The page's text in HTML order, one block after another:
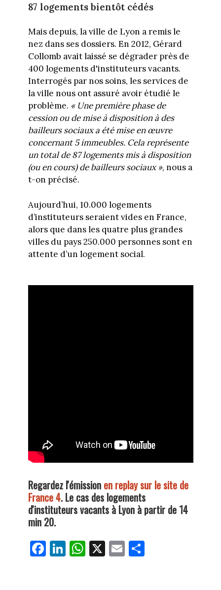
87 logements bientôt cédés
Mais depuis, la ville de Lyon a remis le
nez dans ses dossiers. En 2012, Gérard
Collomb avait laissé se dégrader près de
400 logements d'instituteurs vacants.
Interrogés par nos soins, les services de
la ville nous ont assuré avoir étudié le
problème. « Une première phase de
cession ou de mise à disposition à des
bailleurs sociaux a été mise en œuvre
concernant 5 immeubles. Cela représente
un total de 87 logements mis à disposition
(ou en cours) de bailleurs sociaux », nous a
t-on précisé.
Aujourd’hui, 10.000 logements
d’instituteurs seraient vides en France,
alors que dans les quatre plus grandes
villes du pays 250.000 personnes sont en
attente d’un logement social.
Regardez l'émissionen replay sur le site de
France 4. Le cas des logements
d'instituteurs vacants à Lyon à partir de 14
min 20.
Fa
ce
Li
nk
W
ha
X E
m
Pa